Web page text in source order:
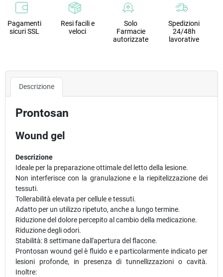
Pagamenti
sicuri SSL
Resi facili e
veloci
Solo
Farmacie
autorizzate
Spedizioni
24/48h
lavorative
Descrizione
Prontosan
Wound gel
Descrizione
Ideale per la preparazione ottimale del letto della lesione.
Non interferisce con la granulazione e la riepitelizzazione dei
tessuti.
Tollerabilità elevata per cellule e tessuti.
Adatto per un utilizzo ripetuto, anche a lungo termine.
Riduzione del dolore percepito al cambio della medicazione.
Riduzione degli odori.
Stabilità: 8 settimane dall'apertura del flacone.
Prontosan wound gel è fluido e e particolarmente indicato per
lesioni profonde, in presenza di tunnellizzazioni o cavità.
Inoltre: